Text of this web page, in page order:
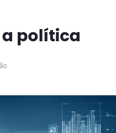
a política